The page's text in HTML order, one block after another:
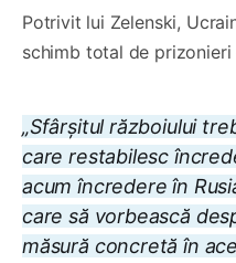
Potrivit lui Zelenski,
schimb total de prizonieri
„Sfârșitul războiului
care restabilesc
acum încredere în
care să vorbească
măsură concretă în